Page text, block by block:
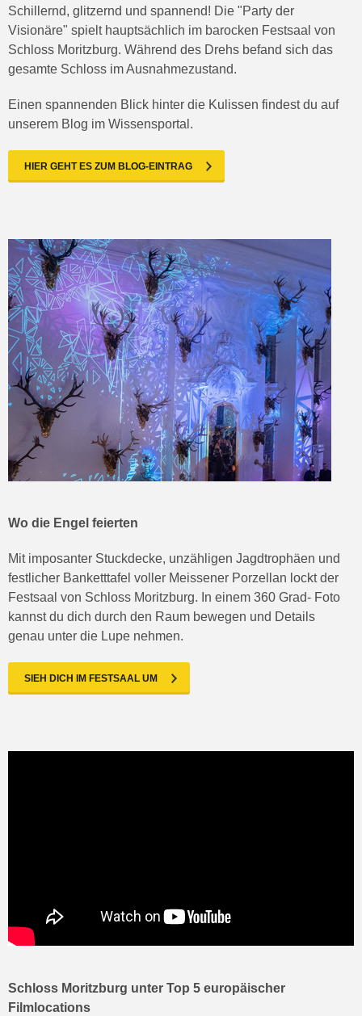
Schillernd, glitzernd und spannend! Die "Party der
Visionäre" spielt hauptsächlich im barocken Festsaal von
Schloss Moritzburg. Während des Drehs befand sich das
gesamte Schloss im Ausnahmezustand.
Einen spannenden Blick hinter die Kulissen findest du auf
unserem Blog im Wissensportal.
HIER GEHT ES ZUM BLOG-EINTRAG
Wo die Engel feierten
Mit imposanter Stuckdecke, unzähligen Jagdtrophäen und
festlicher Banketttafel voller Meissener Porzellan lockt der
Festsaal von Schloss Moritzburg. In einem 360 Grad- Foto
kannst du dich durch den Raum bewegen und Details
genau unter die Lupe nehmen.
SIEH DICH IM FESTSAAL UM
Schloss Moritzburg unter Top 5 europäischer
Filmlocations